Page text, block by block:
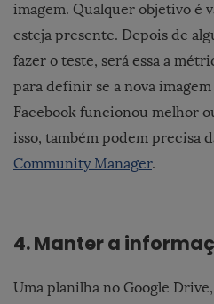
imagem. Qualquer objetivo é
esteja presente. Depois de
fazer o teste, será essa a
para definir se a nova
Facebook funcionou melhor
isso, também podem precisa
Community Manager.
4. Manter a
Uma planilha no Google